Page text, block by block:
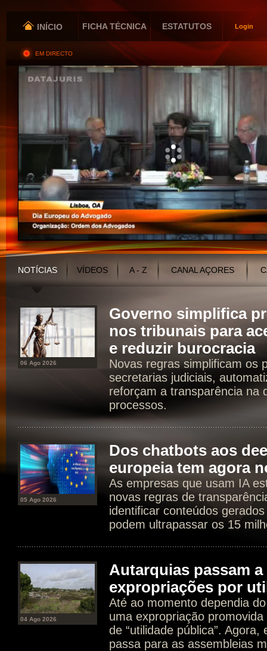
INÍCIO FICHA TÉCNICA ESTATUTOS Login
EM DIRECTO
NOTÍCIAS VÍDEOS A - Z CANAL AÇORES
06 Ago 2026
Governo simplifica
nos tribunais para
e reduzir burocracia
Novas regras simplificam os
secretarias judiciais,
reforçam a transparência na
processos.
05 Ago 2026
Dos chatbots aos
europeia tem agora
As empresas que usam IA
novas regras de
identificar conteúdos
podem ultrapassar os 15
04 Ago 2026
Autarquias passam
expropriações por
Até ao momento dependia
uma expropriação
de “utilidade pública”. Agora,
passa para as assembleias